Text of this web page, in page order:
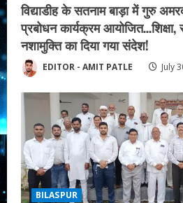
विद्याडीह के सतनाम बाड़ा में गुरु
प्रबोधन कार्यक्रम
नशामुक्ति का दिया गया संदेश!
EDITOR - AMIT PATLE July
BILASPUR